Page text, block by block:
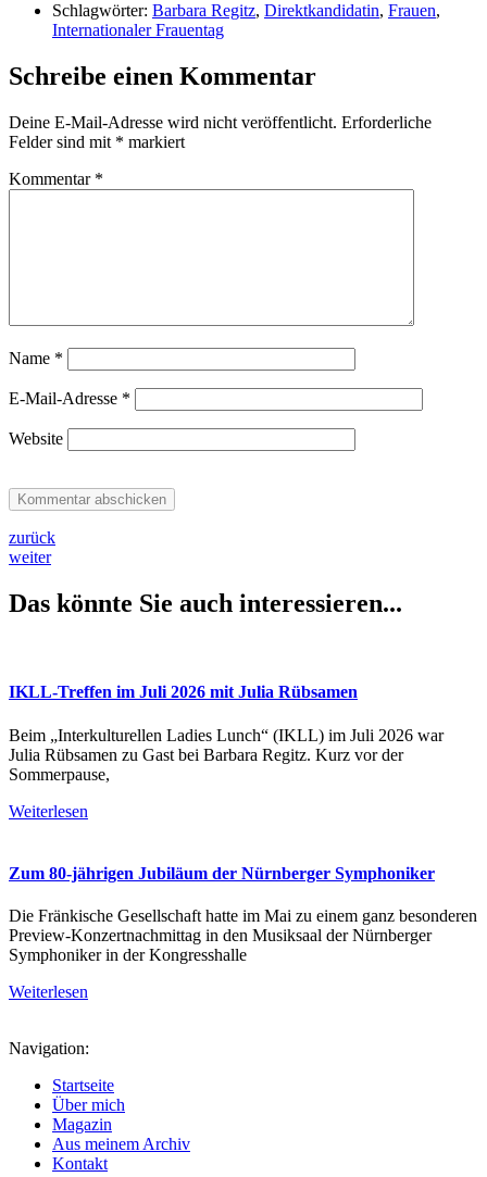
Schlagwörter: Barbara Regitz, Direktkandidatin, Frauen,
Internationaler Frauentag
Schreibe einen Kommentar
Deine E-Mail-Adresse wird nicht veröffentlicht. Erforderliche
Felder sind mit * markiert
Kommentar *
Name *
E-Mail-Adresse *
Website
zurück
weiter
Das könnte Sie auch interessieren...
IKLL-Treffen im Juli 2026 mit Julia Rübsamen
Beim „Interkulturellen Ladies Lunch“ (IKLL) im Juli 2026 war
Julia Rübsamen zu Gast bei Barbara Regitz. Kurz vor der
Sommerpause,
Weiterlesen
Zum 80-jährigen Jubiläum der Nürnberger Symphoniker
Die Fränkische Gesellschaft hatte im Mai zu einem ganz besonderen
Preview-Konzertnachmittag in den Musiksaal der Nürnberger
Symphoniker in der Kongresshalle
Weiterlesen
Navigation:
Startseite
Über mich
Magazin
Aus meinem Archiv
Kontakt